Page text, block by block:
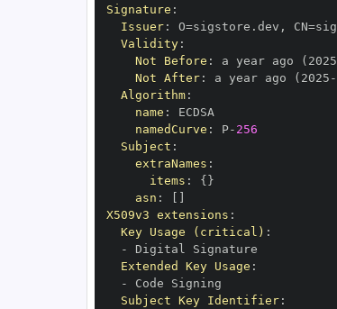
Signature :
Issuer: O=sigstore.dev ,
Validity:
Not Before : a year ago (2025
Not After: a year ago (2025 -
Algorithm:
name :
namedCurve : P- 256
Subject :
extraNames :
items : { }
asn :
X509v3 extensions :
Key Usage (critical) :
-
Extended Key Usage :
-
Subject Key Identifier: